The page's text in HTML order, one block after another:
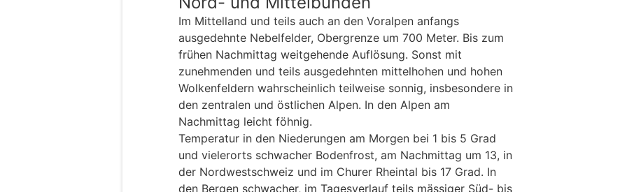
Im Mittelland und teils auch an den Voralpen anfangs
ausgedehnte Nebelfelder, Obergrenze um 700 Meter. Bis zum
frühen Nachmittag weitgehende Auflösung. Sonst mit
zunehmenden und teils ausgedehnten mittelhohen und hohen
Wolkenfeldern wahrscheinlich teilweise sonnig, insbesondere in
den zentralen und östlichen Alpen. In den Alpen am
Nachmittag leicht föhnig.
Temperatur in den Niederungen am Morgen bei 1 bis 5 Grad
und vielerorts schwacher Bodenfrost, am Nachmittag um 13, in
der Nordwestschweiz und im Churer Rheintal bis 17 Grad. In
den Bergen schwacher, im Tagesverlauf teils mässiger Süd- bis